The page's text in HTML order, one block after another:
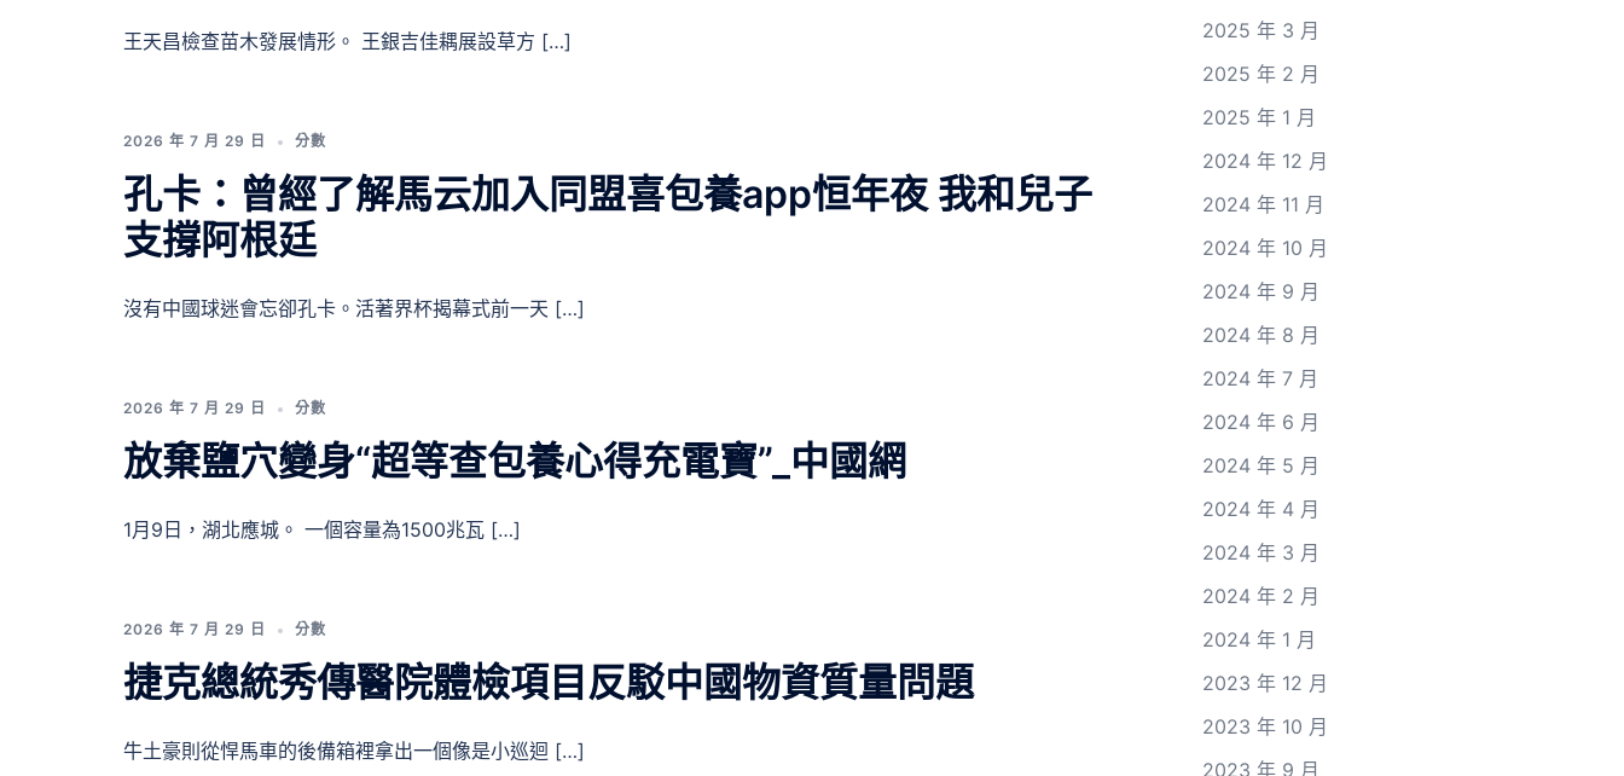
王天昌檢查苗木發展情形。 王銀吉佳耦展設草方 […]
2026 年 7 月 29 日 分數
孔卡：曾經了解馬云加入同盟喜包養app恒年夜 我和兒子
支撐阿根廷
沒有中國球迷會忘卻孔卡。活著界杯揭幕式前一天 […]
2026 年 7 月 29 日 分數
放棄鹽穴變身“超等查包養心得充電寶”_中國網
1月9日，湖北應城。 一個容量為1500兆瓦 […]
2026 年 7 月 29 日 分數
捷克總統秀傳醫院體檢項目反駁中國物資質量問題
牛土豪則從悍馬車的後備箱裡拿出一個像是小巡迴 […]
2025 年 3 月
2025 年 2 月
2025 年 1 月
2024 年 12 月
2024 年 11 月
2024 年 10 月
2024 年 9 月
2024 年 8 月
2024 年 7 月
2024 年 6 月
2024 年 5 月
2024 年 4 月
2024 年 3 月
2024 年 2 月
2024 年 1 月
2023 年 12 月
2023 年 10 月
2023 年 9 月